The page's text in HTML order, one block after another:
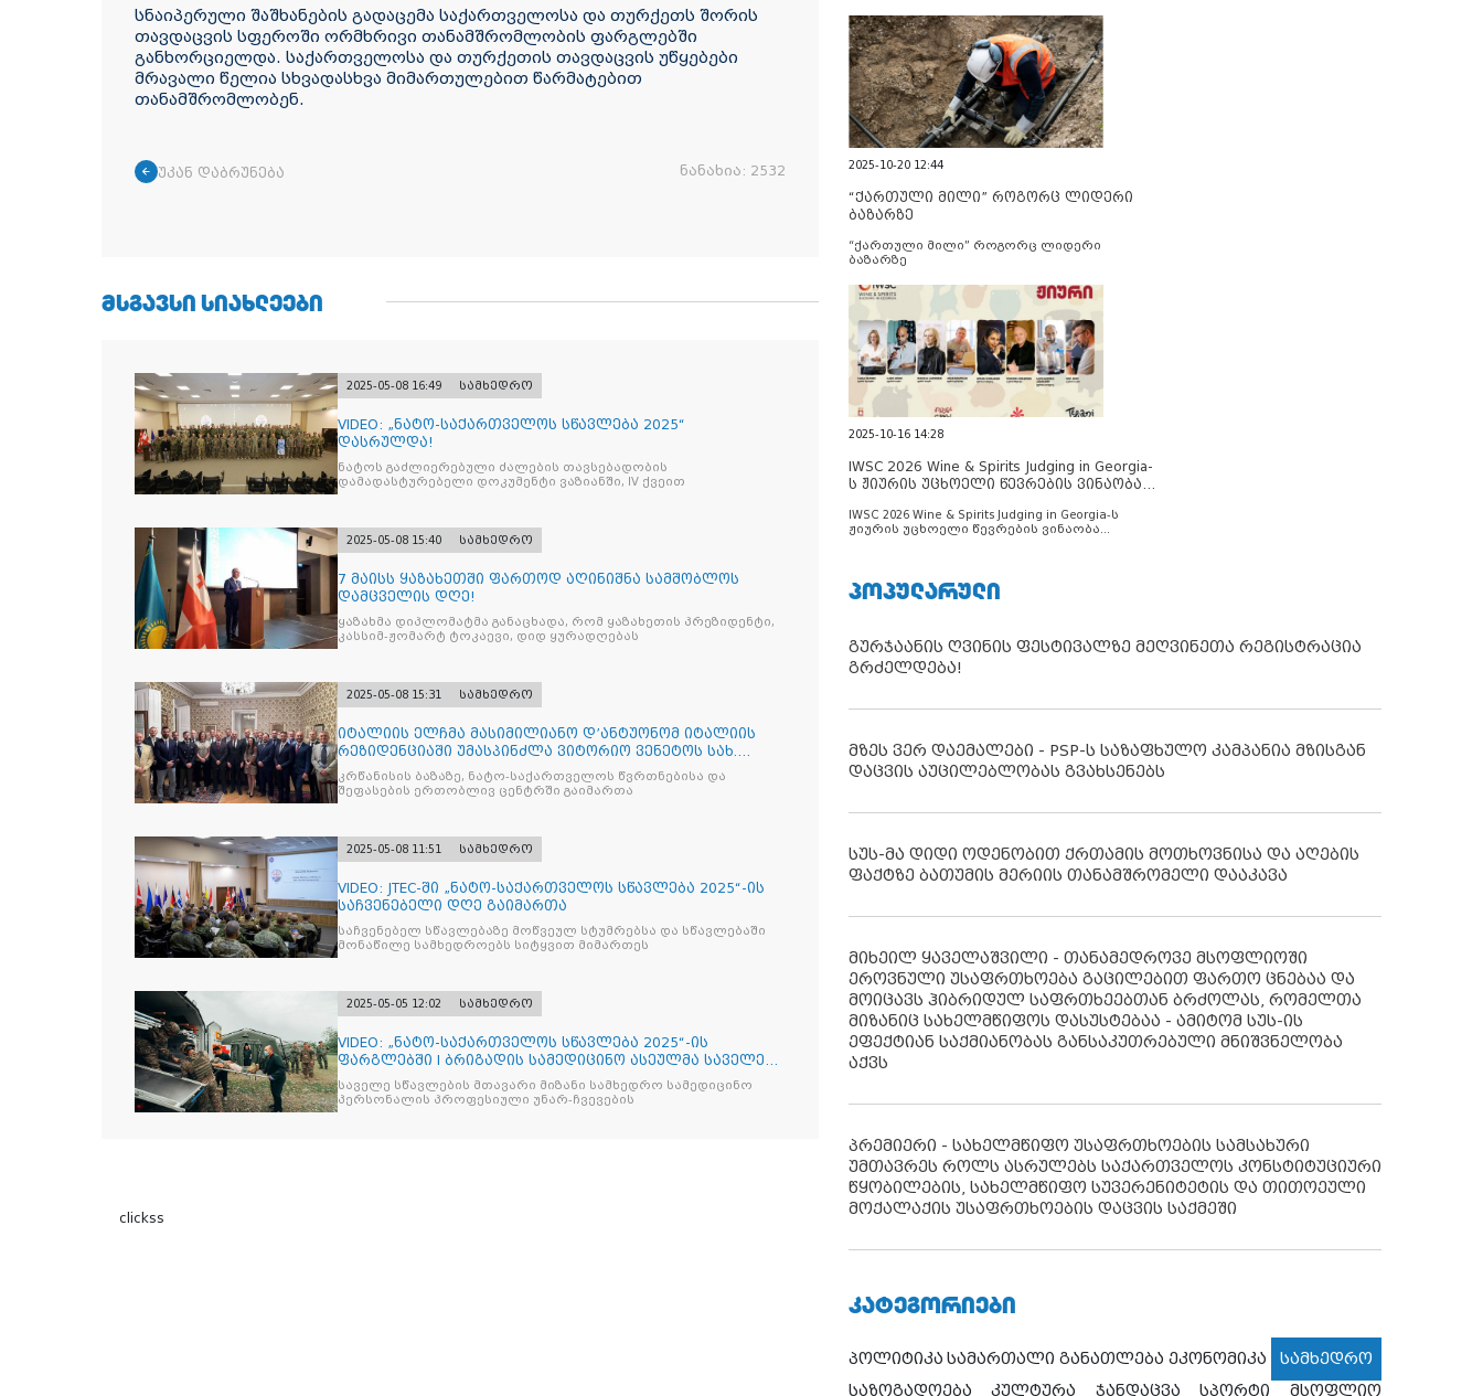
სნაიპერული შაშხანების გადაცემა საქართველოსა და თურქეთს შორის
თავდაცვის სფეროში ორმხრივი თანამშრომლობის ფარგლებში
განხორციელდა. საქართველოსა და თურქეთის თავდაცვის უწყებები
მრავალი წელია სხვადასხვა მიმართულებით წარმატებით
თანამშრომლობენ.
უკან დაბრუნება ნანახია: 2532
ᲛᲡᲒᲐᲕᲡᲘ ᲡᲘᲐᲮᲚᲔᲔᲑᲘ
2025-05-08 16:49 სამხედრო
VIDEO: „ნატო-საქართველოს სწავლება 2025“
დასრულდა!
ნატოს გაძლიერებული ძალების თავსებადობის
დამადასტურებელი დოკუმენტი ვაზიანში, IV ქვეით
2025-05-08 15:40 სამხედრო
7 მაისს ყაზახეთში ფართოდ აღინიშნა სამშობლოს
დამცველის დღე!
ყაზახმა დიპლომატმა განაცხადა, რომ ყაზახეთის პრეზიდენტი,
კასსიმ-ჟომარტ ტოკაევი, დიდ ყურადღებას
2025-05-08 15:31 სამხედრო
იტალიის ელჩმა მასიმილიანო დ’ანტუონომ იტალიის
რეზიდენციაში უმასპინძლა ვიტორიო ვენეტოს სახ.
დივიზიის ს
კრწანისის ბაზაზე, ნატო-საქართველოს წვრთნებისა და
შეფასების ერთობლივ ცენტრში გაიმართა
2025-05-08 11:51 სამხედრო
VIDEO: JTEC-ში „ნატო-საქართველოს სწავლება 2025“-ის
საჩვენებელი დღე გაიმართა
საჩვენებელ სწავლებაზე მოწვეულ სტუმრებსა და სწავლებაში
მონაწილე სამხედროებს სიტყვით მიმართეს
2025-05-05 12:02 სამხედრო
VIDEO: „ნატო-საქართველოს სწავლება 2025“-ის
ფარგლებში I ბრიგადის სამედიცინო ასეულმა საველე
ჰოსპიტალის
საველე სწავლების მთავარი მიზანი სამხედრო სამედიცინო
პერსონალის პროფესიული უნარ-ჩვევების
clickss
2025-10-20 12:44
“ქართული მილი” როგორც ლიდერი
ბაზარზე
“ქართული მილი” როგორც ლიდერი
ბაზარზე
2025-10-16 14:28
IWSC 2026 Wine & Spirits Judging in Georgia-
ს ჟიურის უცხოელი წევრების ვინაობა
IWSC 2026 Wine & Spirits Judging in Georgia-ს
ჟიურის უცხოელი წევრების ვინაობა
ᲞᲝᲞᲣᲚᲐᲠᲣᲚᲘ
გურჯაანის ღვინის ფესტივალზე მეღვინეთა რეგისტრაცია
გრძელდება!
მზეს ვერ დაემალები - PSP-ს საზაფხულო კამპანია მზისგან
დაცვის აუცილებლობას გვახსენებს
სუს-მა დიდი ოდენობით ქრთამის მოთხოვნისა და აღების
ფაქტზე ბათუმის მერიის თანამშრომელი დააკავა
მიხეილ ყაველაშვილი - თანამედროვე მსოფლიოში
ეროვნული უსაფრთხოება გაცილებით ფართო ცნებაა და
მოიცავს ჰიბრიდულ საფრთხეებთან ბრძოლას, რომელთა
მიზანიც სახელმწიფოს დასუსტებაა - ამიტომ სუს-ის
ეფექტიან საქმიანობას განსაკუთრებული მნიშვნელობა
აქვს
პრემიერი - სახელმწიფო უსაფრთხოების სამსახური
უმთავრეს როლს ასრულებს საქართველოს კონსტიტუციური
წყობილების, სახელმწიფო სუვერენიტეტის და თითოეული
მოქალაქის უსაფრთხოების დაცვის საქმეში
ᲙᲐᲢᲔᲒᲝᲠᲘᲔᲑᲘ
პოლიტიკა სამართალი განათლება ეკონომიკა
სამხედრო
საზოგადოება
კულტურა ჯანდაცვა სპორტი მსოფლიო